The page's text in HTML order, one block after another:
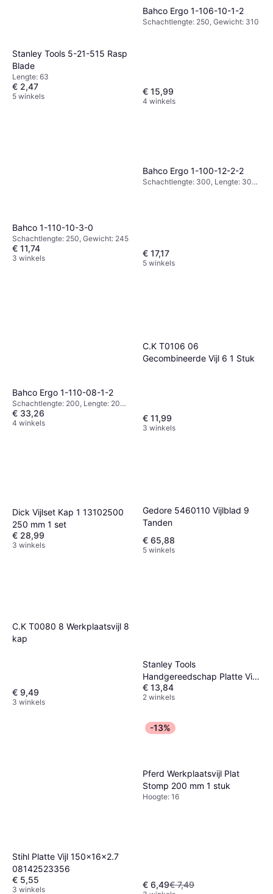
Stanley Tools 5-21-515 Rasp
Blade
Lengte: 63
€ 2,47
5 winkels
Bahco Ergo 1-106-10-1-2
Schachtlengte: 250, Gewicht: 310
€ 15,99
4 winkels
Bahco 1-110-10-3-0
Schachtlengte: 250, Gewicht: 245
€ 11,74
3 winkels
Bahco Ergo 1-100-12-2-2
Schachtlengte: 300, Lengte: 300,
€ 17,17
5 winkels
Bahco Ergo 1-110-08-1-2
Schachtlengte: 200, Lengte: 200,
Gewicht: 180
€ 33,26
4 winkels
C.K T0106 06
Gecombineerde Vijl 6 1 Stuk
€ 11,99
3 winkels
Dick Vijlset Kap 1 13102500
250 mm 1 set
€ 28,99
3 winkels
Gedore 5460110 Vijlblad 9
Tanden
€ 65,88
5 winkels
C.K T0080 8 Werkplaatsvijl 8
kap
€ 9,49
3 winkels
Stanley Tools
Handgereedschap Platte Vijl
150 mm 0-22-450
€ 13,84
2 winkels
Stihl Platte Vijl 150x16x2.7
08142523356
€ 5,55
3 winkels
-13%
Pferd Werkplaatsvijl Plat
Stomp 200 mm 1 stuk
Hoogte: 16
€ 6,49€ 7,49